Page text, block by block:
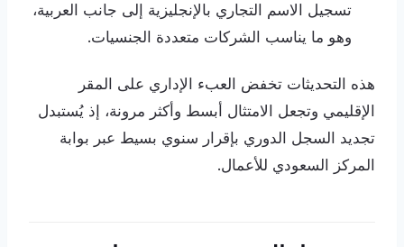
تسجيل الاسم التجاري بالإنجليزية إلى جانب العربية،
وهو ما يناسب الشركات متعددة الجنسيات.
هذه التحديثات تخفض العبء الإداري على المقر
الإقليمي وتجعل الامتثال أبسط وأكثر مرونة، إذ يُستبدل
تجديد السجل الدوري بإقرار سنوي بسيط عبر بوابة
المركز السعودي للأعمال.